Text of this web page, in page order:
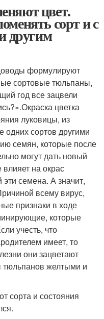
цвет.
сорт и с
другим
формулируют
сортовые тюльпаны,
год все зацвели
цветка
луковицы, из
одних сортов другими
семян, которые после
могут дать новый
на окрас
семена. А значит,
всему вирус,
признаки в ходе
которые
учесть, что
имеет, то
они зацветают
тюльпанов желтыми и
сорта и состояния